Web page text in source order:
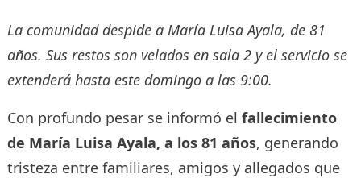
La comunidad despide a María Luisa Ayala, de 81
años. Sus restos son velados en sala 2 y el servicio se
extenderá hasta este domingo a las 9:00.
Con profundo pesar se informó el fallecimiento
de María Luisa Ayala, a los 81 años, generando
tristeza entre familiares, amigos y allegados que